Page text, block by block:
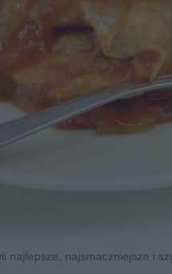
najlepsze, najsmaczniejsze i